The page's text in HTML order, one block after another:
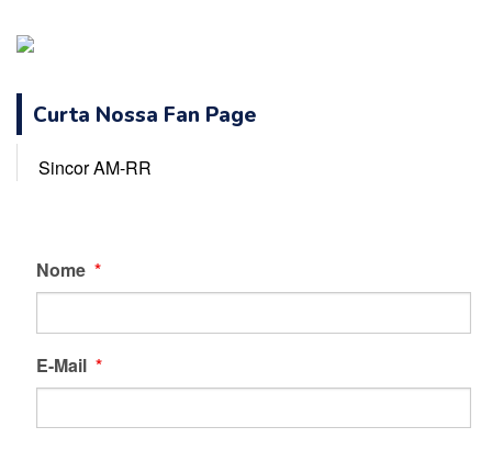
Curta Nossa Fan Page
Sincor AM-RR
Nome *
E-Mail *